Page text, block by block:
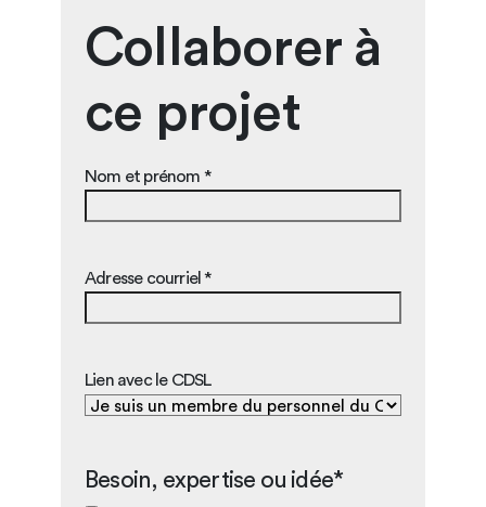
Collaborer à
ce projet
Nom et prénom *
Adresse courriel *
Lien avec le CDSL
Besoin, expertise ou idée*